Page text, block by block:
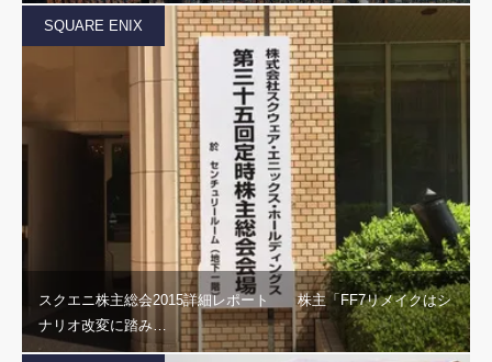
SQUARE ENIX
スクエニ株主総会2015詳細レポート 株主「FF7リメイクはシ
ナリオ改変に踏み…